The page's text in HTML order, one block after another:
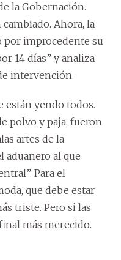
la Gobernación.
Ahora, la
por improcedente su
14 días” y analiza
intervención.
están yendo todos.
polvo y paja, fueron
artes de la
aduanero al que
Para el
que debe estar
triste. Pero si las
más merecido.